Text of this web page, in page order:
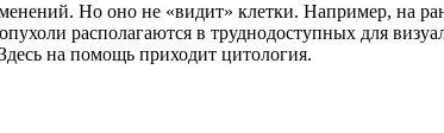
Но оно не «видит» клетки. Например, на
располагаются в труднодоступных для
на помощь приходит цитология.